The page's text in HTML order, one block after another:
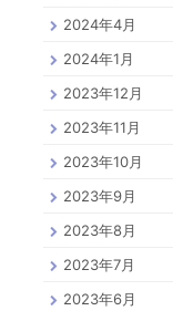
2024年4月
2024年1月
2023年12月
2023年11月
2023年10月
2023年9月
2023年8月
2023年7月
2023年6月